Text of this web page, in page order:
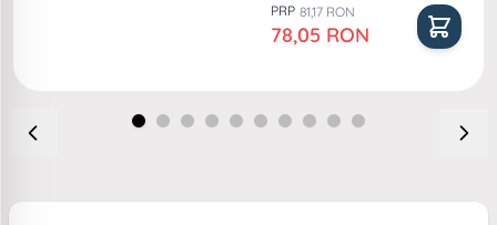
PRP 81,17 RON
Pret special
78,05 RON